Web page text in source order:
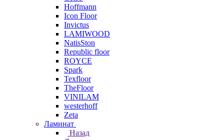
Hoffmann
Icon Floor
Invictus
LAMIWOOD
NatisSton
Republic floor
ROYCE
Spark
Texfloor
TheFloor
VINILAM
westerhoff
Zeta
Ламинат
Назад